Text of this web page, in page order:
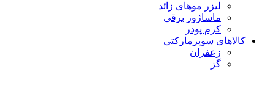
لیزر موهای زائد
ماساژور برقی
کرم پودر
کالاهای سوپرمارکتی
زعفران
گز